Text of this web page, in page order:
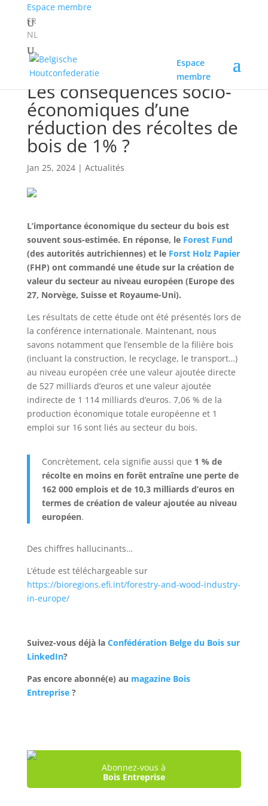
Espace membre
FR
NL
Espace
membre
Les conséquences socio-
économiques d’une
réduction des récoltes de
bois de 1% ?
Jan 25, 2024| Actualités
L’importance économique du secteur du bois est
souvent sous-estimée. En réponse, le Forest Fund
(des autorités autrichiennes) et le Forst Holz Papier
(FHP) ont commandé une étude sur la création de
valeur du secteur au niveau européen (Europe des
27, Norvège, Suisse et Royaume-Uni).
Les résultats de cette étude ont été présentés lors de
la conférence internationale. Maintenant, nous
savons notamment que l’ensemble de la filière bois
(incluant la construction, le recyclage, le transport…)
au niveau européen crée une valeur ajoutée directe
de 527 milliards d’euros et une valeur ajoutée
indirecte de 1 114 milliards d’euros. 7,06 % de la
production économique totale européenne et 1
emploi sur 16 sont liés au secteur du bois.
Concrètement, cela signifie aussi que 1 % de
récolte en moins en forêt entraîne une perte de
162 000 emplois et de 10,3 milliards d’euros en
termes de création de valeur ajoutée au niveau
européen.
Des chiffres hallucinants…
L’étude est téléchargeable sur
https://bioregions.efi.int/forestry-and-wood-industry-
in-europe/
Suivez-vous déjà la Confédération Belge du Bois sur
LinkedIn?
Pas encore abonné(e) au magazine Bois
Entreprise?
Abonnez-vous à
Bois Entreprise